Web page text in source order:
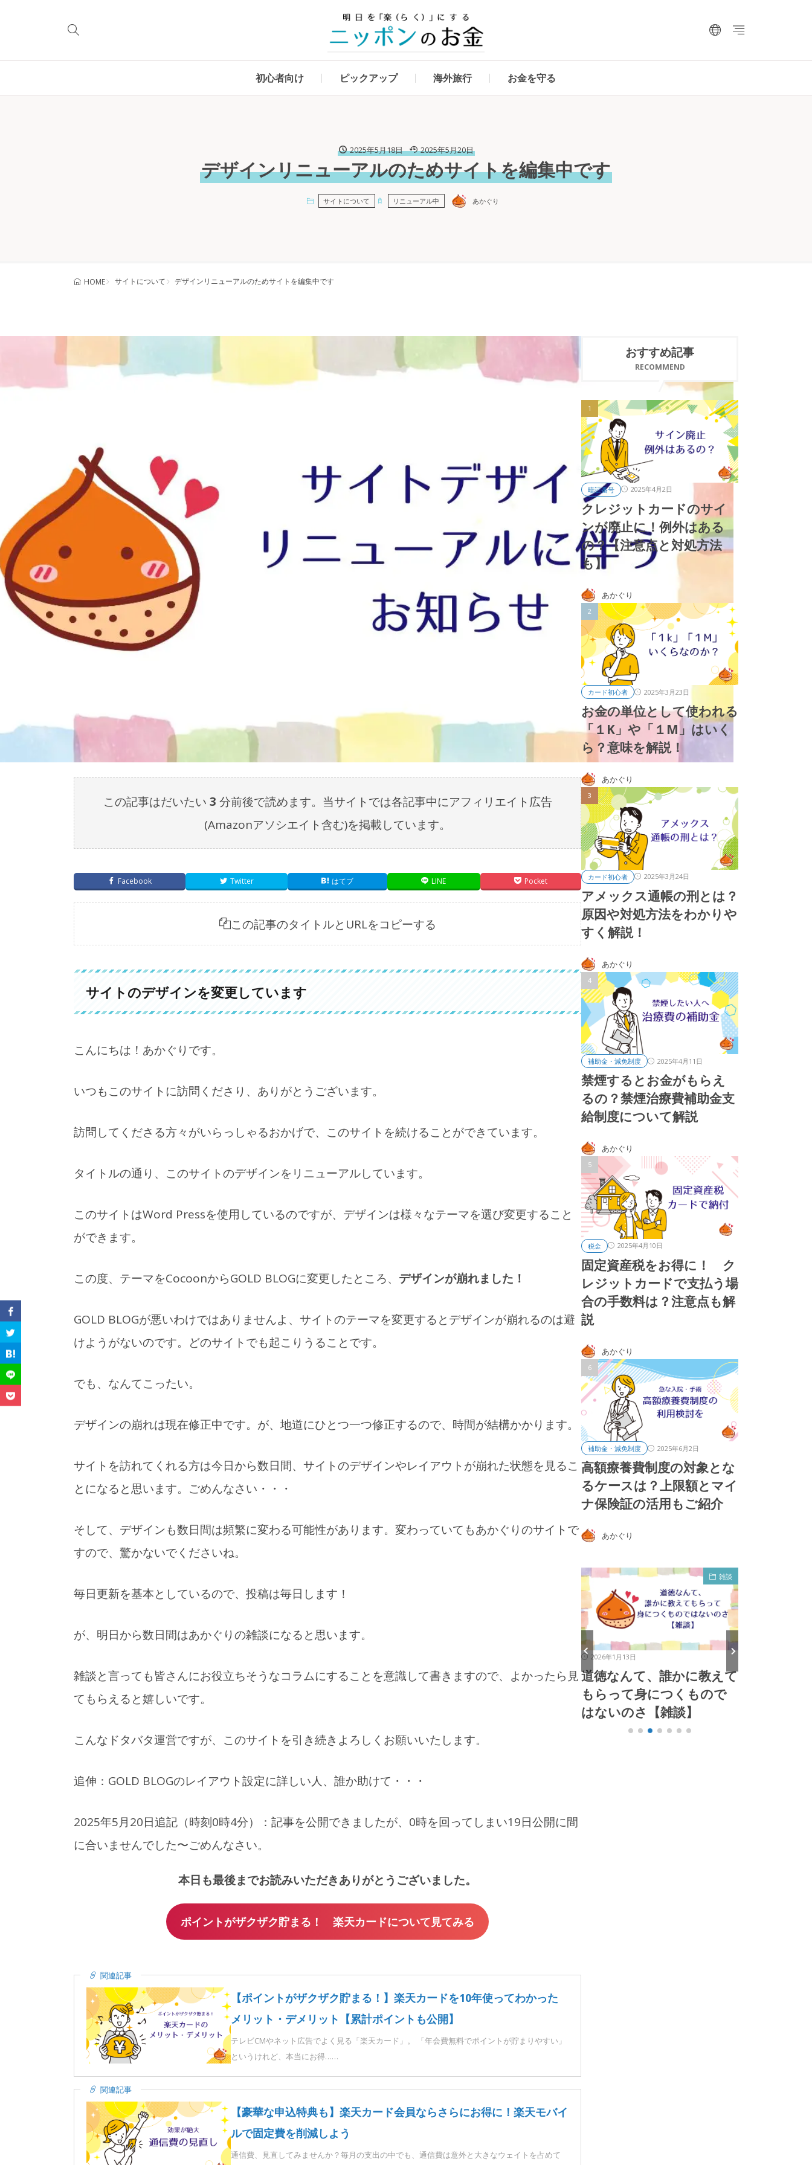
初心者向け ピックアップ 海外旅行 お金を守る
2025年5月18日 2025年5月20日
デザインリニューアルのためサイトを編集中です
サイトについて リニューアル中 あかぐり
HOME サイトについて デザインリニューアルのためサイトを編集中です
この記事はだいたい 3 分前後で読めます。当サイトでは各記事中にアフィリエイト広告
(Amazonアソシエイト含む)を掲載しています。
Facebook Twitter はてブ LINE Pocket
この記事のタイトルとURLをコピーする
サイトのデザインを変更しています
こんにちは！あかぐりです。
いつもこのサイトに訪問くださり、ありがとうございます。
訪問してくださる方々がいらっしゃるおかげで、このサイトを続けることができています。
タイトルの通り、このサイトのデザインをリニューアルしています。
このサイトはWord Pressを使用しているのですが、デザインは様々なテーマを選び変更すること
ができます。
この度、テーマをCocoonからGOLD BLOGに変更したところ、 デザインが崩れました！
GOLD BLOGが悪いわけではありませんよ、サイトのテーマを変更するとデザインが崩れるのは避
けようがないのです。どのサイトでも起こりうることです。
でも、なんてこったい。
デザインの崩れは現在修正中です。が、地道にひとつ一つ修正するので、時間が結構かかります。
サイトを訪れてくれる方は今日から数日間、サイトのデザインやレイアウトが崩れた状態を見るこ
とになると思います。ごめんなさい・・・
そして、デザインも数日間は頻繁に変わる可能性があります。変わっていてもあかぐりのサイトで
すので、驚かないでくださいね。
毎日更新を基本としているので、投稿は毎日します！
が、明日から数日間はあかぐりの雑談になると思います。
雑談と言っても皆さんにお役立ちそうなコラムにすることを意識して書きますので、よかったら見
てもらえると嬉しいです。
こんなドタバタ運営ですが、このサイトを引き続きよろしくお願いいたします。
追伸：GOLD BLOGのレイアウト設定に詳しい人、誰か助けて・・・
2025年5月20日追記（時刻0時4分）：記事を公開できましたが、0時を回ってしまい19日公開に間
に合いませんでした〜ごめんなさい。
本日も最後までお読みいただきありがとうございました。
ポイントがザクザク貯まる！ 楽天カードについて見てみる
関連記事
【ポイントがザクザク貯まる！】楽天カードを10年使ってわかった
メリット・デメリット【累計ポイントも公開】
テレビCMやネット広告でよく見る「楽天カード」。 「年会費無料でポイントが貯まりやすい」
というけれど、本当にお得……
関連記事
【豪華な申込特典も】楽天カード会員ならさらにお得に！楽天モバイ
ルで固定費を削減しよう
通信費、見直してみませんか？毎月の支出の中でも、通信費は意外と大きなウェイトを占めて
おすすめ記事
RECOMMEND
暗証番号 2025年4月2日
クレジットカードのサイ
ンが廃止に！例外はある
の？【注意点と対処方法
も】
あかぐり
カード初心者 2025年3月23日
お金の単位として使われる
「１K」や「１M」はいく
ら？意味を解説！
あかぐり
カード初心者 2025年3月24日
アメックス通帳の刑とは？
原因や対処方法をわかりや
すく解説！
あかぐり
補助金・減免制度 2025年4月11日
禁煙するとお金がもらえ
るの？禁煙治療費補助金支
給制度について解説
あかぐり
税金 2025年4月10日
固定資産税をお得に！ ク
レジットカードで支払う場
合の手数料は？注意点も解
説
あかぐり
補助金・減免制度 2025年6月2日
高額療養費制度の対象とな
るケースは？上限額とマイ
ナ保険証の活用もご紹介
あかぐり
何事もなく過ごせている
のは、知らない誰かのお
AIの性格が良いと感じる
人間は屈辱を感じると狂戦
雑談
2026年1月13日
道徳なんて、誰かに教えて
もらって身につくもので
はないのさ【雑談】